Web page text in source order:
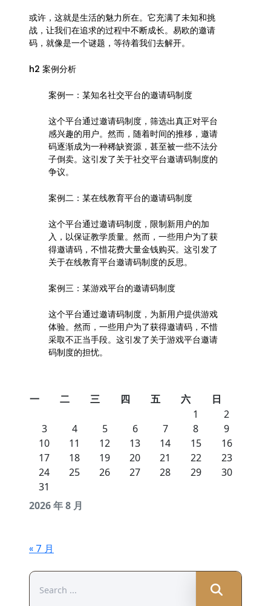
或许，这就是生活的魅力所在。它充满了未知和挑
战，让我们在追求的过程中不断成长。易欧的邀请
码，就像是一个谜题，等待着我们去解开。
h2 案例分析
案例一：某知名社交平台的邀请码制度
这个平台通过邀请码制度，筛选出真正对平台
感兴趣的用户。然而，随着时间的推移，邀请
码逐渐成为一种稀缺资源，甚至被一些不法分
子倒卖。这引发了关于社交平台邀请码制度的
争议。
案例二：某在线教育平台的邀请码制度
这个平台通过邀请码制度，限制新用户的加
入，以保证教学质量。然而，一些用户为了获
得邀请码，不惜花费大量金钱购买。这引发了
关于在线教育平台邀请码制度的反思。
案例三：某游戏平台的邀请码制度
这个平台通过邀请码制度，为新用户提供游戏
体验。然而，一些用户为了获得邀请码，不惜
采取不正当手段。这引发了关于游戏平台邀请
码制度的担忧。
2026 年 8 月
一 二 三 四 五 六
日
1
2
3
4 5 6 7 8
9
10
11 12 13 14 15
16
17
18 19 20 21 22
23
24
25 26 27 28 29
30
31
« 7 月
for: